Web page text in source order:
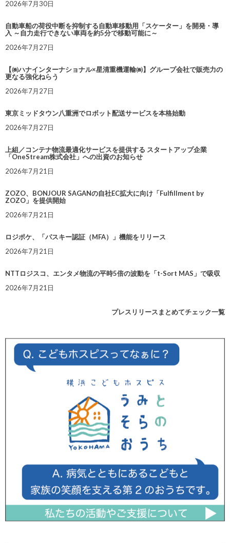
2026年7月30日
自動車船の荷役中断を抑制する自動車移動用「スケーター」を開発・導
入 ～自力走行できない車両を約5分で移動可能に～
2026年7月27日
【㈱ハナインターナショナル×星清重機運輸㈱】グループ会社で販売力の
更なる強化ねらう
2026年7月27日
東京ミッドタウン八重洲でロボット配送サービスを本格始動
2026年7月27日
上組／コンテナ物流最適化サービスを提供する スタートアップ企業
「OneStream株式会社」への出資のお知らせ
2026年7月21日
ZOZO、BONJOUR SAGANの自社EC拡大に向け「Fulfillment by
ZOZO」を提供開始
2026年7月21日
ロジポケ、「パスキー認証（MFA）」機能をリリース
2026年7月21日
NTTロジスコ、エンタメ物流の平時5倍の波動を「t-Sort MAS」で吸収
2026年7月21日
プレスリリースまとめてチェック一覧